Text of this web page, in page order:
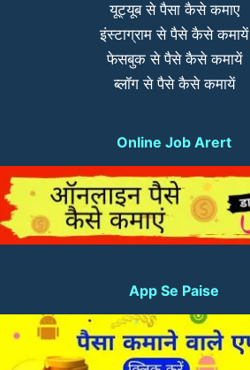
यूट्यूब से पैसा कैसे कमाए
इंस्टाग्राम से पैसे कैसे कमायें
फेसबुक से पैसे कैसे कमायें
ब्लॉग से पैसे कैसे कमायें
Online Job Arert
App Se Paise